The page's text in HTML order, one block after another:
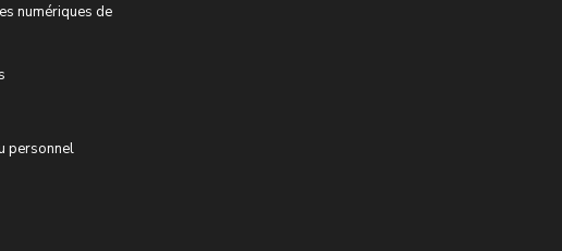
numériques de
personnel